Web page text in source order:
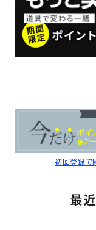
初回登録で
最